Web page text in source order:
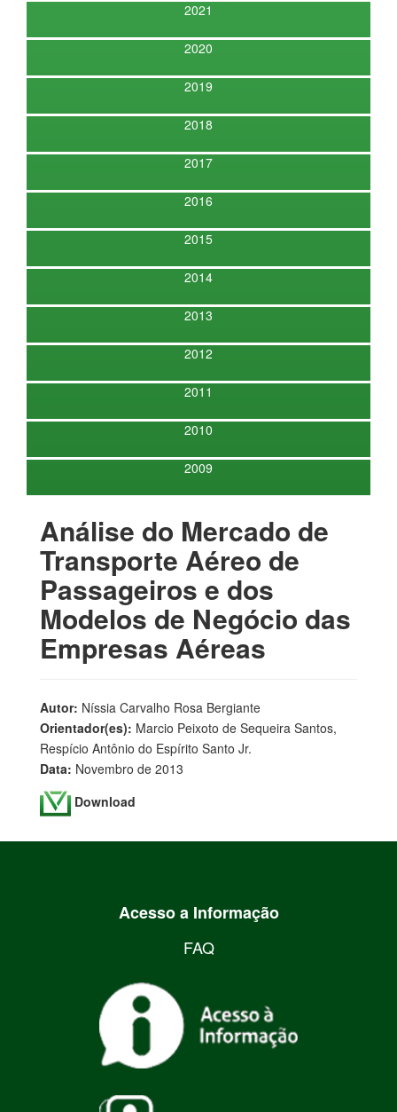
2021
2020
2019
2018
2017
2016
2015
2014
2013
2012
2011
2010
2009
Análise do Mercado de
Transporte Aéreo de
Passageiros e dos
Modelos de Negócio das
Empresas Aéreas
Autor: Níssia Carvalho Rosa Bergiante
Orientador(es): Marcio Peixoto de Sequeira Santos,
Respício Antônio do Espírito Santo Jr.
Data: Novembro de 2013
Download
Acesso a Informação
FAQ